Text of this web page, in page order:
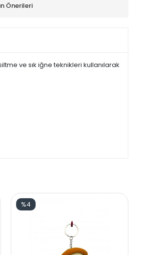
Önerileri
ve sık iğne teknikleri kullanılarak
%4